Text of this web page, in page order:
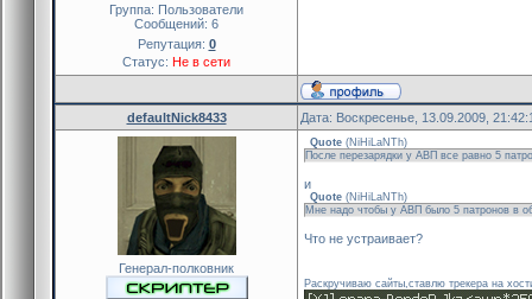
Группа: Пользователи
Сообщений: 6
Репутация: 0
Статус: Не в сети
defaultNick8433 Дата: Воскресенье, 13.09.2009,
Генерал-полковник
Quote (NiHiLaNTh)
После перезарядки у АВП все равно 5
и
Quote (NiHiLaNTh)
Мне надо чтобы у АВП было 5 патронов в
Что не устраивает?
Раскручиваю сайты,ставлю трекера на